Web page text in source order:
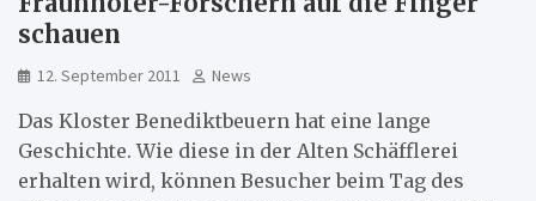
schauen
12. September 2011 News
Das Kloster Benediktbeuern hat eine lange
Geschichte. Wie diese in der Alten Schäfflerei
erhalten wird, können Besucher beim Tag des